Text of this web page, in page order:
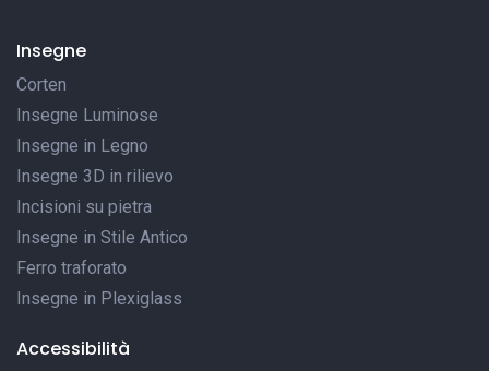
Insegne
Corten
Insegne Luminose
Insegne in Legno
Insegne 3D in rilievo
Incisioni su pietra
Insegne in Stile Antico
Ferro traforato
Insegne in Plexiglass
Accessibilità